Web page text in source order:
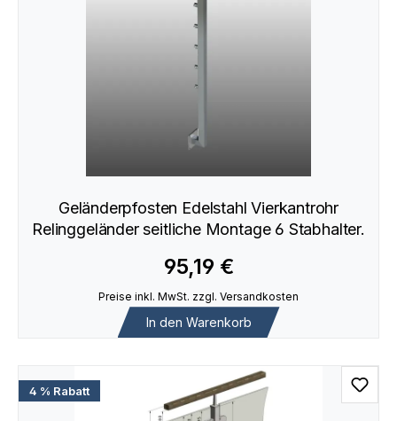
Geländerpfosten Edelstahl Vierkantrohr
Relinggeländer seitliche Montage 6 Stabhalter.
95,19 €
Preise inkl. MwSt. zzgl. Versandkosten
In den Warenkorb
4 % Rabatt